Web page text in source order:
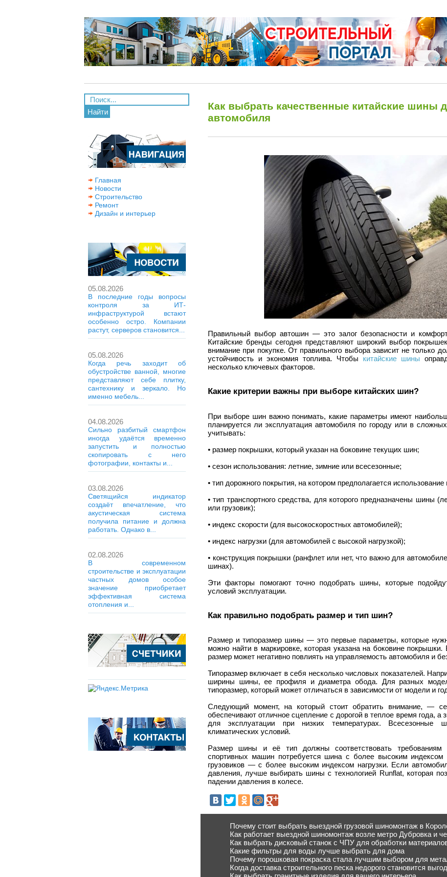
Найти
Главная
Новости
Строительство
Ремонт
Дизайн и интерьер
05.08.2026
В последние годы вопросы
контроля за ИТ-
инфраструктурой встают
особенно остро. Компании
растут, серверов становится...
05.08.2026
Когда речь заходит об
обустройстве ванной, многие
представляют себе плитку,
сантехнику и зеркало. Но
именно мебель...
04.08.2026
Сильно разбитый смартфон
иногда удаётся временно
запустить и полностью
скопировать с него
фотографии, контакты и...
03.08.2026
Светящийся индикатор
создаёт впечатление, что
акустическая система
получила питание и должна
работать. Однако в...
02.08.2026
В современном
строительстве и эксплуатации
частных домов особое
значение приобретает
эффективная система
отопления и...
Как выбрать качественные китайские шины
автомобиля
Правильный выбор автошин — это залог безопасности и
Китайские бренды сегодня представляют широкий выбор
внимание при покупке. От правильного выбора зависит не только
устойчивость и экономия топлива. Чтобы китайские шины
несколько ключевых факторов.
Какие критерии важны при выборе китайских шин?
При выборе шин важно понимать, какие параметры имеют
планируется ли эксплуатация автомобиля по городу или в
учитывать:
• размер покрышки, который указан на боковине текущих шин;
• сезон использования: летние, зимние или всесезонные;
• тип дорожного покрытия, на котором предполагается
• тип транспортного средства, для которого предназначены шины
или грузовик);
• индекс скорости (для высокоскоростных автомобилей);
• индекс нагрузки (для автомобилей с высокой нагрузкой);
• конструкция покрышки (ранфлет или нет, что важно для
шинах).
Эти факторы помогают точно подобрать шины, которые
условий эксплуатации.
Как правильно подобрать размер и тип шин?
Размер и типоразмер шины — это первые параметры, которые
можно найти в маркировке, которая указана на боковине
размер может негативно повлиять на управляемость автомобиля и
Типоразмер включает в себя несколько числовых показателей.
ширины шины, ее профиля и диаметра обода. Для разных
типоразмер, который может отличаться в зависимости от модели и
Следующий момент, на который стоит обратить внимание, —
обеспечивают отличное сцепление с дорогой в теплое время года,
для эксплуатации при низких температурах. Всесезонные
климатических условий.
Размер шины и её тип должны соответствовать требованиям
спортивных машин потребуется шина с более высоким индексом
грузовиков — с более высоким индексом нагрузки. Если
давления, лучше выбирать шины с технологией Runflat, которая
падении давления в колесе.
Почему стоит выбрать выездной грузовой шиномонтаж в
Как работает выездной шиномонтаж возле метро Дубровка и
Как выбрать дисковый станок с ЧПУ для обработки
Какие фильтры для воды лучше выбрать для дома
Почему порошковая покраска стала лучшим выбором для
Когда доставка строительного песка недорого становится